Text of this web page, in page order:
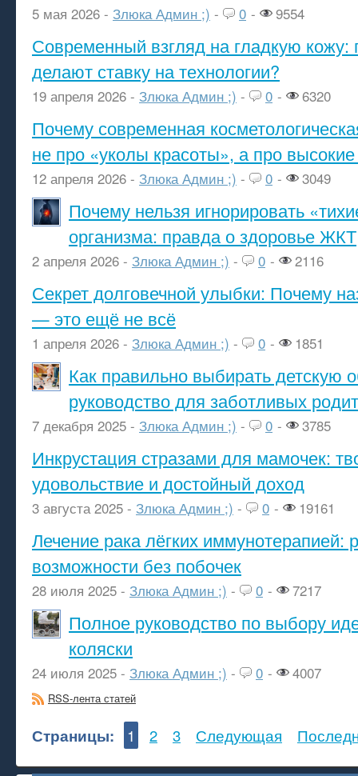
5 мая 2026 - Злюка Админ ;) - 0 - 9554
Современный взгляд на гладкую кожу:
делают ставку на технологии?
19 апреля 2026 - Злюка Админ ;) - 0 - 6320
Почему современная
не про «уколы красоты», а про высокие
12 апреля 2026 - Злюка Админ ;) - 0 - 3049
Почему нельзя игнорировать
организма: правда о здоровье ЖКТ
2 апреля 2026 - Злюка Админ ;) - 0 - 2116
Секрет долговечной улыбки: Почему
— это ещё не всё
1 апреля 2026 - Злюка Админ ;) - 0 - 1851
Как правильно выбирать детскую
руководство для заботливых
7 декабря 2025 - Злюка Админ ;) - 0 - 3785
Инкрустация стразами для мамочек:
удовольствие и достойный доход
3 августа 2025 - Злюка Админ ;) - 0 - 19161
Лечение рака лёгких иммунотерапией:
возможности без побочек
28 июля 2025 - Злюка Админ ;) - 0 - 7217
Полное руководство по выбору
коляски
24 июля 2025 - Злюка Админ ;) - 0 - 4007
RSS-лента статей
Страницы: 1 2 3 Следующая